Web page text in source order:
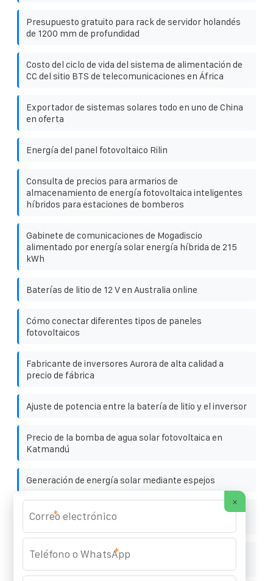
Presupuesto gratuito para rack de servidor holandés
de 1200 mm de profundidad
Costo del ciclo de vida del sistema de alimentación de
CC del sitio BTS de telecomunicaciones en África
Exportador de sistemas solares todo en uno de China
en oferta
Energía del panel fotovoltaico Rilin
Consulta de precios para armarios de
almacenamiento de energía fotovoltaica inteligentes
híbridos para estaciones de bomberos
Gabinete de comunicaciones de Mogadiscio
alimentado por energía solar energía híbrida de 215
kWh
Baterías de litio de 12 V en Australia online
Cómo conectar diferentes tipos de paneles
fotovoltaicos
Fabricante de inversores Aurora de alta calidad a
precio de fábrica
Ajuste de potencia entre la batería de litio y el inversor
Precio de la bomba de agua solar fotovoltaica en
Katmandú
Generación de energía solar mediante espejos
Diferencia entre batería de magnesio y batería de
contenedor solar
Mejores prácticas para sistemas solares de
×
*
*